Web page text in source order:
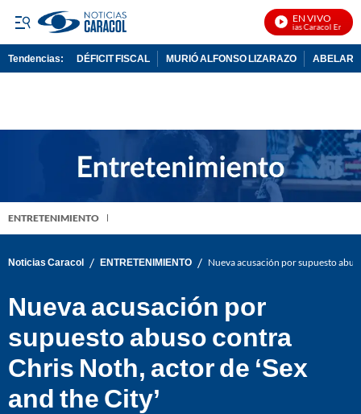
EN VIVO
Noticias Caracol En Vivo
Tendencias: DÉFICIT FISCAL MURIÓ ALFONSO LIZARAZO
ENTRETENIMIENTO
Noticias Caracol / ENTRETENIMIENTO / Nueva acusación por supuesto
Nueva acusación por
supuesto abuso contra
Chris Noth, actor de ‘Sex
and the City’